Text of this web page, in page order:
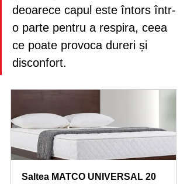
deoarece capul este întors într-
o parte pentru a respira, ceea
ce poate provoca dureri și
disconfort.
Saltea MATCO UNIVERSAL 20